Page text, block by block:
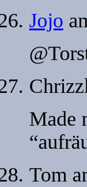
Jojo
Made
Tom